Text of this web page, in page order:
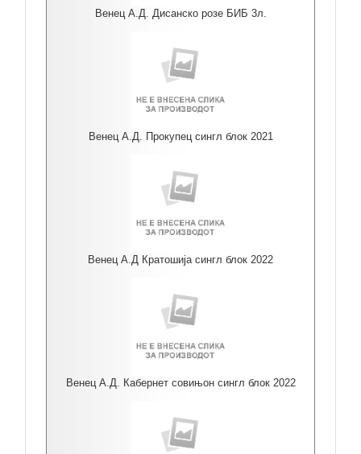
Венец А.Д. Дисанско розе БИБ 3л.
Венец А.Д. Прокупец сингл блок 2021
Венец А.Д Кратошија сингл блок 2022
Венец А.Д. Кабернет совињон сингл блок 2022